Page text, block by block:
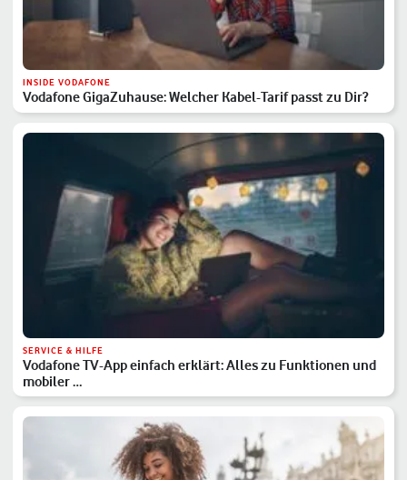
INSIDE VODAFONE
Vodafone GigaZuhause: Welcher Kabel-Tarif passt zu Dir?
SERVICE & HILFE
Vodafone TV-App einfach erklärt: Alles zu Funktionen und
mobiler …